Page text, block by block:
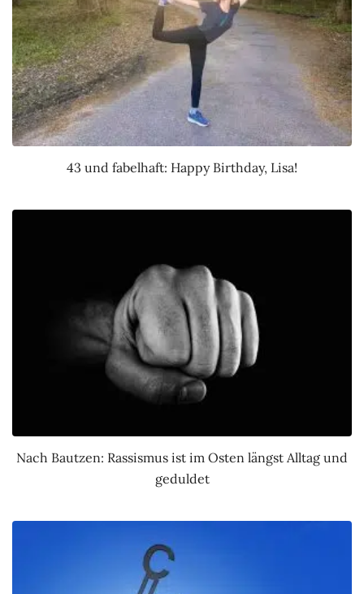
43 und fabelhaft: Happy Birthday, Lisa!
Nach Bautzen: Rassismus ist im Osten längst Alltag und
geduldet